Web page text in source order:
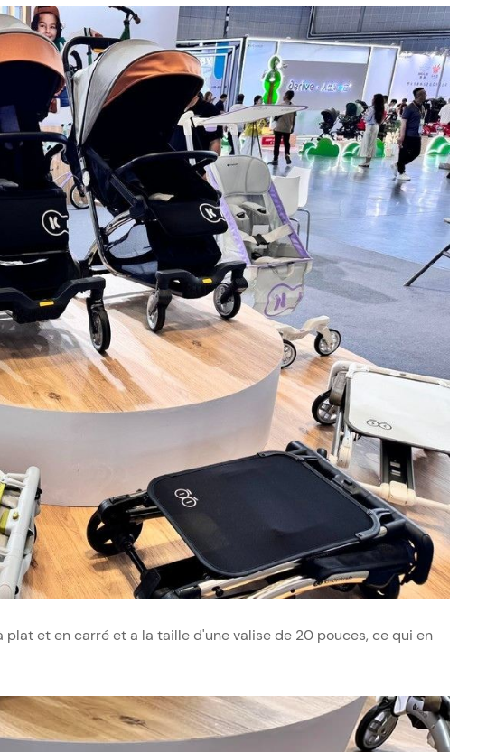
et en carré et a la taille d'une valise de 20 pouces, ce qui en